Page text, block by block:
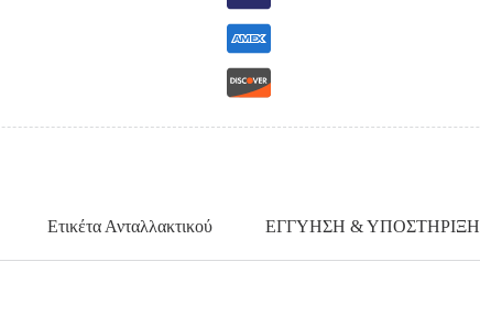
Ετικέτα Ανταλλακτικού ΕΓΓΥΗΣΗ & ΥΠΟΣΤΗΡΙΞΗ